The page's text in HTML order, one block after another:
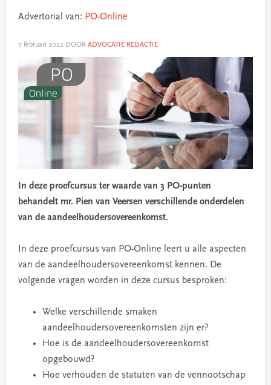
Advertorial van: PO-Online
7 februari 2022DOOR ADVOCATIE REDACTIE
In deze proefcursus ter waarde van 3 PO-punten
behandelt mr. Pien van Veersen verschillende onderdelen
van de aandeelhoudersovereenkomst.
In deze proefcursus van PO-Online leert u alle aspecten
van de aandeelhoudersovereenkomst kennen. De
volgende vragen worden in deze cursus besproken:
Welke verschillende smaken
aandeelhoudersovereenkomsten zijn er?
Hoe is de aandeelhoudersovereenkomst
opgebouwd?
Hoe verhouden de statuten van de vennootschap